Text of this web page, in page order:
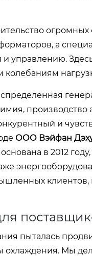
а
управлению.
и
ООО Вэйфан
в 2012
клиентов,
пыталась
Мы